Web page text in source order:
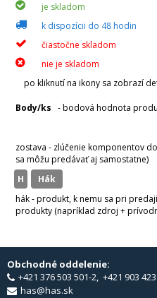
je skladom
k dispozícii do 48 hodin
čiastočne skladom
nie je skladom
po kliknutí na ikony sa zobrazí
Body/ks - bodová hodnota
zostava - zlúčenie komponentov
sa môžu predávať aj samostatne)
H
hák
hák - produkt, k nemu sa pri
produkty (napríklad zdroj +
Obchodné oddelenie:
+421 376 503 501-2, +421 903
has@has.sk